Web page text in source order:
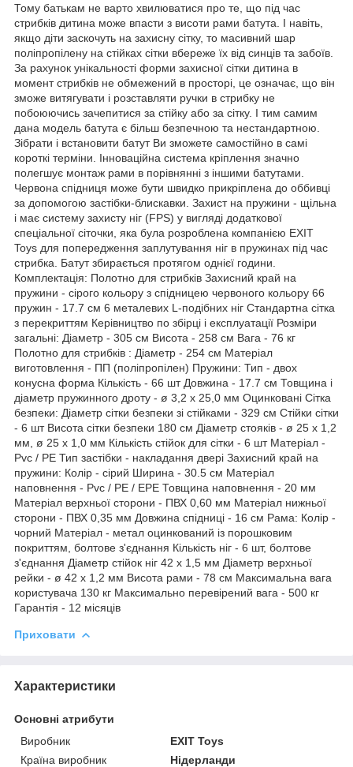
Тому батькам не варто хвилюватися про те, що під час
стрибків дитина може впасти з висоти рами батута. І навіть,
якщо діти заскочуть на захисну сітку, то масивний шар
поліпропілену на стійках сітки вбереже їх від синців та забоїв.
За рахунок унікальності форми захисної сітки дитина в
момент стрибків не обмежений в просторі, це означає, що він
зможе витягувати і розставляти ручки в стрибку не
побоюючись зачепитися за стійку або за сітку. І тим самим
дана модель батута є більш безпечною та нестандартною.
Зібрати і встановити батут Ви зможете самостійно в самі
короткі терміни. Інноваційна система кріплення значно
полегшує монтаж рами в порівнянні з іншими батутами.
Червона спідниця може бути швидко прикріплена до оббивці
за допомогою застібки-блискавки. Захист на пружини - щільна
і має систему захисту ніг (FPS) у вигляді додаткової
спеціальної сіточки, яка була розроблена компанією EXIT
Toys для попередження заплутування ніг в пружинах під час
стрибка. Батут збирається протягом однієї години.
Комплектація: Полотно для стрибків Захисний край на
пружини - сірого кольору з спідницею червоного кольору 66
пружин - 17.7 см 6 металевих L-подібних ніг Стандартна сітка
з перекриттям Керівництво по збірці і експлуатації Розміри
загальні: Діаметр - 305 см Висота - 258 см Вага - 76 кг
Полотно для стрибків : Діаметр - 254 см Матеріал
виготовлення - ПП (поліпропілен) Пружини: Тип - двох
конусна форма Кількість - 66 шт Довжина - 17.7 см Товщина і
діаметр пружинного дроту - ø 3,2 х 25,0 мм Оцинковані Сітка
безпеки: Діаметр сітки безпеки зі стійками - 329 см Стійки сітки
- 6 шт Висота сітки безпеки 180 см Діаметр стояків - ø 25 x 1,2
мм, ø 25 x 1,0 мм Кількість стійок для сітки - 6 шт Матеріал -
Pvc / PE Тип застібки - накладання двері Захисний край на
пружини: Колір - сірий Ширина - 30.5 см Матеріал
наповнення - Pvc / PE / EPE Товщина наповнення - 20 мм
Матеріал верхньої сторони - ПВХ 0,60 мм Матеріал нижньої
сторони - ПВХ 0,35 мм Довжина спідниці - 16 см Рама: Колір -
чорний Матеріал - метал оцинкований із порошковим
покриттям, болтове з'єднання Кількість ніг - 6 шт, болтове
з'єднання Діаметр стійок ніг 42 x 1,5 мм Діаметр верхньої
рейки - ø 42 x 1,2 мм Висота рами - 78 см Максимальна вага
користувача 130 кг Максимально перевірений вага - 500 кг
Гарантія - 12 місяців
Приховати
Характеристики
Основні атрибути
Виробник
EXIT Toys
Країна виробник
Нідерланди